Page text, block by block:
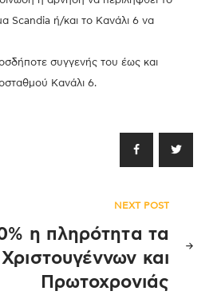
Scandia ή/και το Κανάλι 6 να
συγγενής του έως και
Κανάλι 6.
NEXT POST
η πληρότητα τα
και
Πρωτοχρονιάς